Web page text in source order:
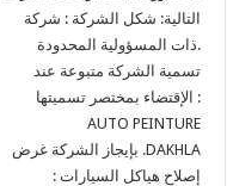
التالية: شكل الشركة : شركة
ذات المسؤولية المحدودة.
تسمية الشركة متبوعة عند
الإقتضاء بمختصر تسميتها :
AUTO PEINTURE
بإيجاز الشركة غرض .DAKHLA
: إصلاح هياكل السيارات